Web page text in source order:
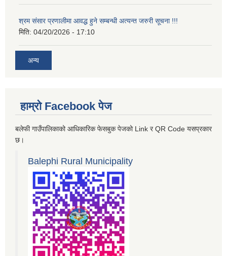
श्रम संसार प्रणालीमा आवद्ध हुने सम्बन्धी अत्यन्त जरुरी सूचना !!!
मिति: 04/20/2026 - 17:10
अन्य
हाम्रो Facebook पेज
बलेफी गाउँपालिकाको आधिकारिक फेसबुक पेजको Link र QR Code यसप्रकार
छ।
Balephi Rural Municipality